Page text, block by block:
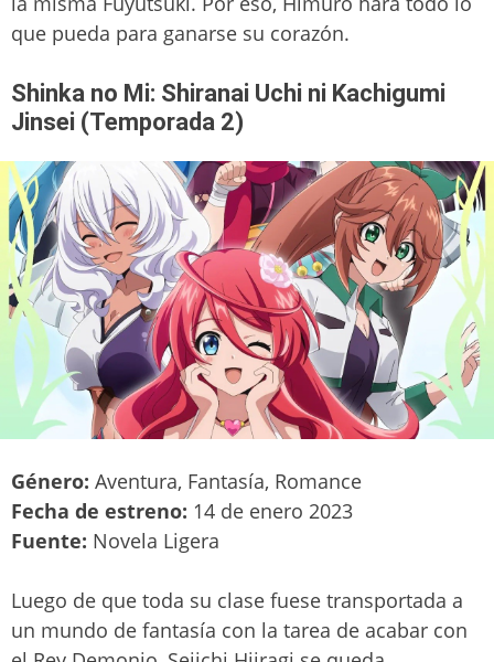
que pueda para ganarse su corazón.
Shinka no Mi: Shiranai Uchi ni Kachigumi
Jinsei (Temporada 2)
Género: Aventura, Fantasía, Romance
Fecha de estreno: 14 de enero 2023
Fuente: Novela Ligera
Luego de que toda su clase fuese transportada a
un mundo de fantasía con la tarea de acabar con